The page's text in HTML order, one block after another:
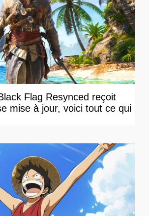
Flag Resynced reçoit
mise à jour, voici tout ce qui